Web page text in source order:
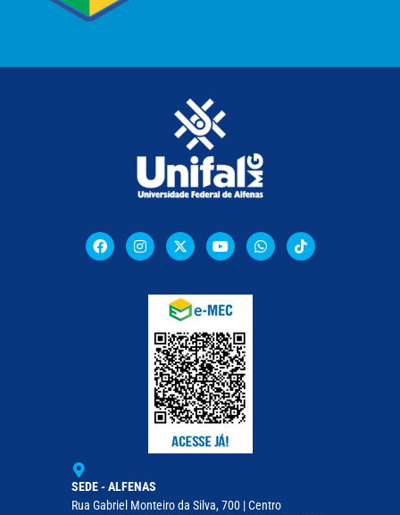
SEDE - ALFENAS
Rua Gabriel Monteiro da Silva, 700 | Centro